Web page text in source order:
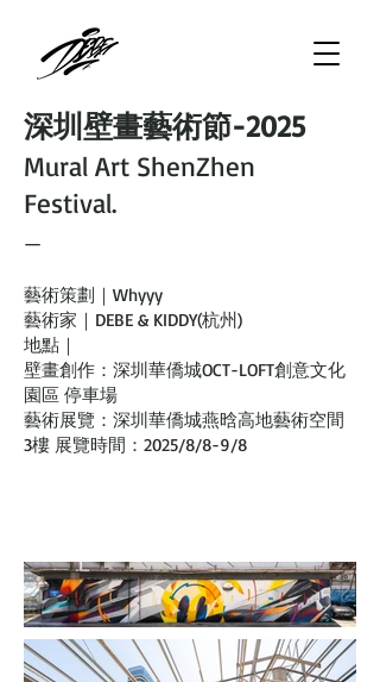
深圳壁畫藝術節-2025
Mural Art ShenZhen
Festival.
—
藝術策劃｜Whyyy
藝術家｜DEBE & KIDDY(杭州)
地點｜
壁畫創作：深圳華僑城OCT-LOFT創意文化
園區 停車場
藝術展覽：深圳華僑城燕晗高地藝術空間
3樓 展覽時間：2025/8/8-9/8